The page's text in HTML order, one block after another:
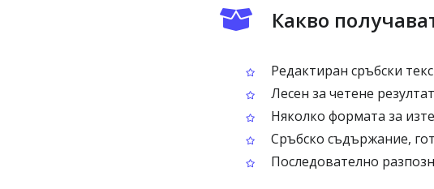
Какво
Редактиран сръбски
Лесен за четене
Няколко формата за
Сръбско съдържание,
Последователно